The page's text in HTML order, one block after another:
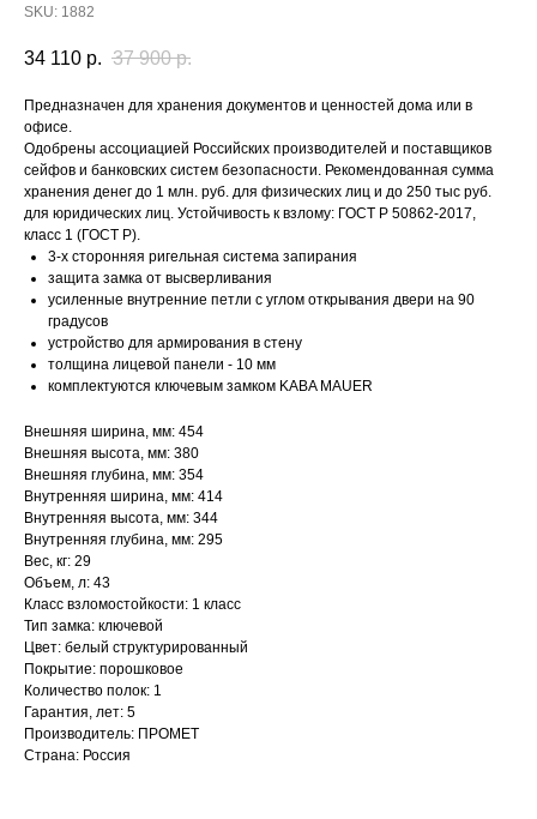
SKU: 1882
34 110 р. 37 900 р.
Предназначен для хранения документов и ценностей дома или в
офисе.
Одобрены ассоциацией Российских производителей и поставщиков
сейфов и банковских систем безопасности. Рекомендованная сумма
хранения денег до 1 млн. руб. для физических лиц и до 250 тыс руб.
для юридических лиц. Устойчивость к взлому: ГОСТ Р 50862-2017,
класс 1 (ГОСТ Р).
3-х сторонняя ригельная система запирания
защита замка от высверливания
усиленные внутренние петли с углом открывания двери на 90
градусов
устройство для армирования в стену
толщина лицевой панели - 10 мм
комплектуются ключевым замком KABA MAUER
Внешняя ширина, мм: 454
Внешняя высота, мм: 380
Внешняя глубина, мм: 354
Внутренняя ширина, мм: 414
Внутренняя высота, мм: 344
Внутренняя глубина, мм: 295
Вес, кг: 29
Объем, л: 43
Класс взломостойкости: 1 класс
Тип замка: ключевой
Цвет: белый структурированный
Покрытие: порошковое
Количество полок: 1
Гарантия, лет: 5
Производитель: ПРОМЕТ
Страна: Россия